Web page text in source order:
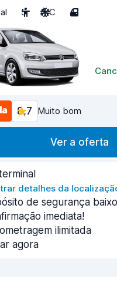
5 A/C 4
8,7 Muito bom
Ver a oferta
detalhes da
de segurança baixo
imediata!
ilimitada
agora